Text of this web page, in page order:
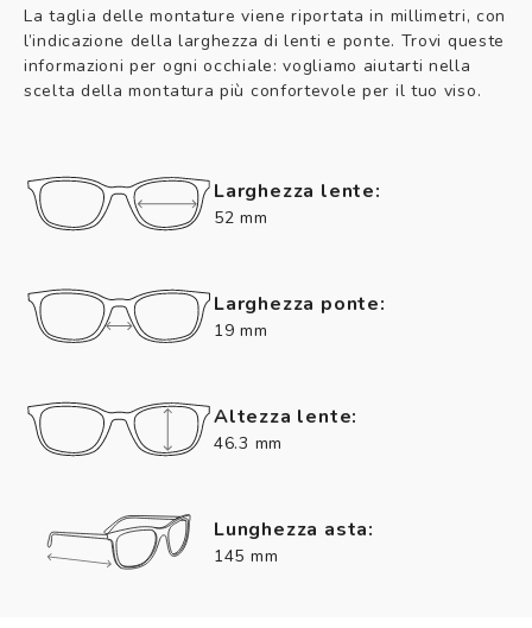
La taglia delle montature viene riportata in millimetri, con
l’indicazione della larghezza di lenti e ponte. Trovi queste
informazioni per ogni occhiale: vogliamo aiutarti nella
scelta della montatura più confortevole per il tuo viso.
Larghezza lente:
52 mm
Larghezza ponte:
19 mm
Altezza lente:
46.3 mm
Lunghezza asta:
145 mm